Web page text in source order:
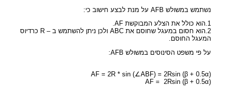
נשתמש במשולש AFB על מנת לבצע חישוב כי:
1.הוא כולל את הצלע המבוקשת AF.
2.הוא חסום במעגל שחוסם את ABC ולכן ניתן להשתמש ב – R כרדיוס
המעגל החוסם.
על פי משפט הסינוסים במשולש AFB:
(AF = 2R * sin (∠ABF) = 2Rsin (β + 0.5α
(AF = 2Rsin (β + 0.5α